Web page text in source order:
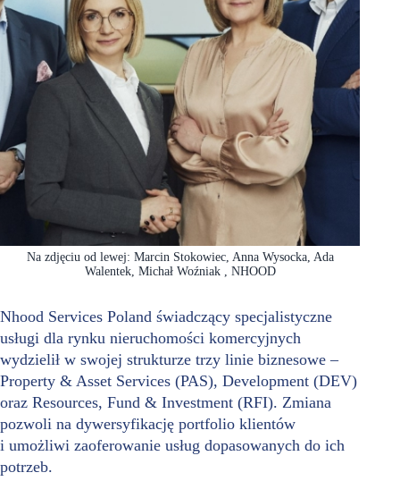
Na zdjęciu od lewej: Marcin Stokowiec, Anna Wysocka, Ada
Walentek, Michał Woźniak , NHOOD
Nhood Services Poland świadczący specjalistyczne
usługi dla rynku nieruchomości komercyjnych
wydzielił w swojej strukturze trzy linie biznesowe –
Property & Asset Services (PAS), Development (DEV)
oraz Resources, Fund & Investment (RFI). Zmiana
pozwoli na dywersyfikację portfolio klientów
i umożliwi zaoferowanie usług dopasowanych do ich
potrzeb.